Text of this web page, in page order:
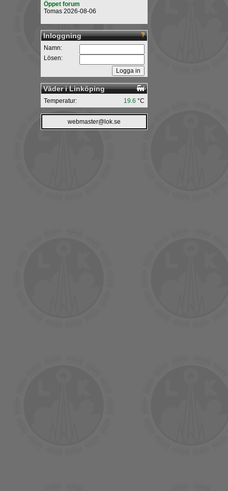
Öppet forum
Tomas 2026-08-06
Inloggning
Namn:
Lösen:
Väder i Linköping
19.6 °C
Temperatur:
webmaster@lok.se